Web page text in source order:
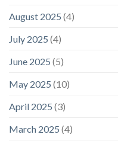
August 2025 (4)
July 2025 (4)
June 2025 (5)
May 2025 (10)
April 2025 (3)
March 2025 (4)